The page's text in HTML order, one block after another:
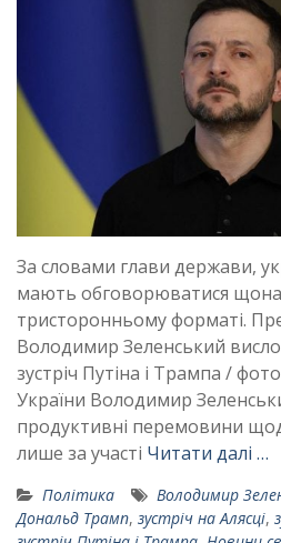
За словами глави держави,
мають обговорюватися
тристоронньому форматі.
Володимир Зеленський
зустріч Путіна і Трампа /
України Володимир
продуктивні перемовини
лише за участі Читати далі …
Політика Володимир
Дональд Трамп, зустріч на Алясці,